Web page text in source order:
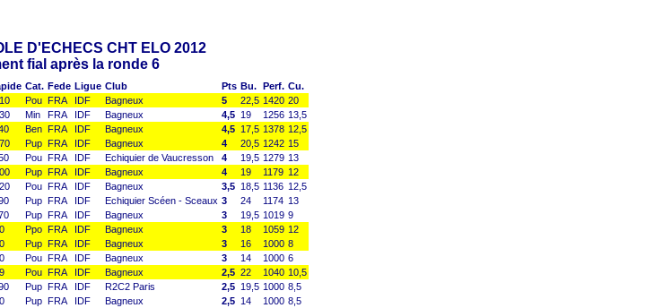
D'ECHECS CHT ELO 2012
fial après la ronde 6
Cat. Fede Ligue Club Pts Bu. Perf. Cu.
Pou FRA IDF Bagneux 5 22,5 1420 20
Min FRA IDF Bagneux 4,5 19 1256 13,5
Ben FRA IDF Bagneux 4,5 17,5 1378 12,5
Pup FRA IDF Bagneux 4 20,5 1242 15
Pou FRA IDF Echiquier de Vaucresson 4 19,5 1279 13
Pup FRA IDF Bagneux 4 19 1179 12
Pou FRA IDF Bagneux 3,5 18,5 1136 12,5
Pup FRA IDF Echiquier Scéen - Sceaux 3 24 1174 13
Pup FRA IDF Bagneux 3 19,5 1019 9
Ppo FRA IDF Bagneux 3 18 1059 12
Pup FRA IDF Bagneux 3 16 1000 8
Pou FRA IDF Bagneux 3 14 1000 6
Pou FRA IDF Bagneux 2,5 22 1040 10,5
Pup FRA IDF R2C2 Paris 2,5 19,5 1000 8,5
Pup FRA IDF Bagneux 2,5 14 1000 8,5